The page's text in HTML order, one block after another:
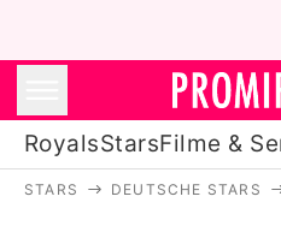
RoyalsStarsFilme &
STARS DEUTSCHE STARS